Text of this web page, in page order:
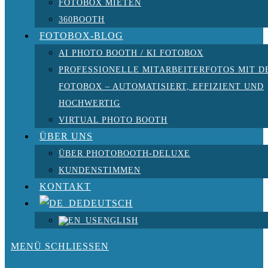
FOTOBOX MIETEN
360BOOTH
FOTOBOX-BLOG
AI PHOTO BOOTH / KI FOTOBOX
PROFESSIONELLE MITARBEITERFOTOS MIT
FOTOBOX – AUTOMATISIERT, EFFIZIENT UND
HOCHWERTIG
VIRTUAL PHOTO BOOTH
ÜBER UNS
ÜBER PHOTOBOOTH-DELUXE
KUNDENSTIMMEN
KONTAKT
DEUTSCH
ENGLISH
MENÜ SCHLIESSEN